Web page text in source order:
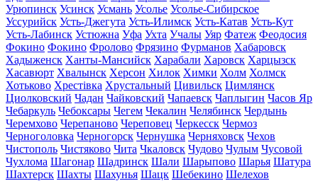
Урюпинск Усинск Усмань Усолье Усолье-Сибирское
Уссурийск Усть-Джегута Усть-Илимск Усть-Катав Усть-Кут
Усть-Лабинск Устюжна Уфа Ухта Учалы Уяр Фатеж Феодосия
Фокино Фокино Фролово Фрязино Фурманов Хабаровск
Хадыженск Ханты-Мансийск Харабали Харовск Харцызск
Хасавюрт Хвалынск Херсон Хилок Химки Холм Холмск
Хотьково Хрестівка Хрустальный Цивильск Цимлянск
Циолковский Чадан Чайковский Чапаевск Чаплыгин Часов Яр
Чебаркуль Чебоксары Чегем Чекалин Челябинск Чердынь
Черемхово Черепаново Череповец Черкесск Чермоз
Черноголовка Черногорск Чернушка Черняховск Чехов
Чистополь Чистяково Чита Чкаловск Чудово Чулым Чусовой
Чухлома Шагонар Шадринск Шали Шарыпово Шарья Шатура
Шахтерск Шахты Шахунья Шацк Шебекино Шелехов